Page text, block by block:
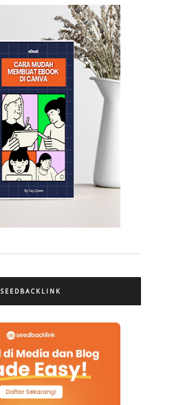
SEEDBACKLINK